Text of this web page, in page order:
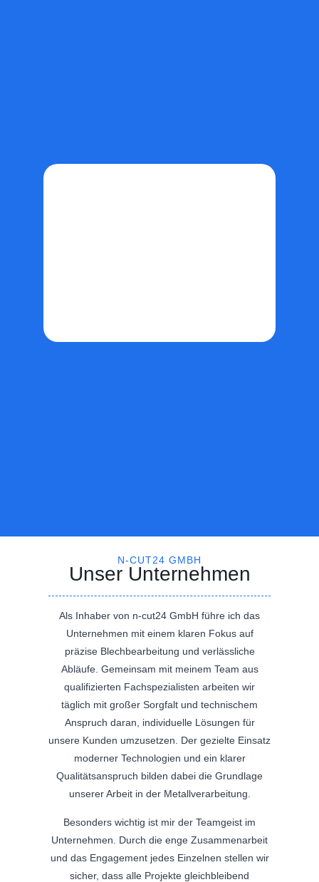
N-CUT24 GMBH
Unser Unternehmen
Als Inhaber von n-cut24 GmbH führe ich das
Unternehmen mit einem klaren Fokus auf
präzise Blechbearbeitung und verlässliche
Abläufe. Gemeinsam mit meinem Team aus
qualifizierten Fachspezialisten arbeiten wir
täglich mit großer Sorgfalt und technischem
Anspruch daran, individuelle Lösungen für
unsere Kunden umzusetzen. Der gezielte Einsatz
moderner Technologien und ein klarer
Qualitätsanspruch bilden dabei die Grundlage
unserer Arbeit in der Metallverarbeitung.
Besonders wichtig ist mir der Teamgeist im
Unternehmen. Durch die enge Zusammenarbeit
und das Engagement jedes Einzelnen stellen wir
sicher, dass alle Projekte gleichbleibend